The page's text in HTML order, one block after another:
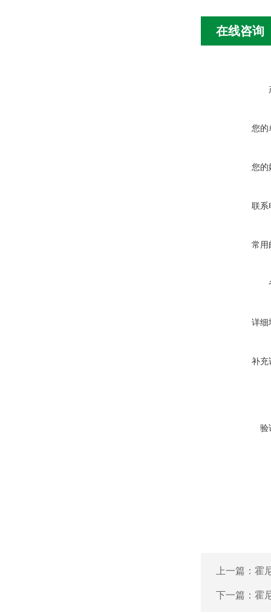
在线咨询
您的
您的
联系
常用
详细
补充
验
上一篇： 霍
下一篇： 霍